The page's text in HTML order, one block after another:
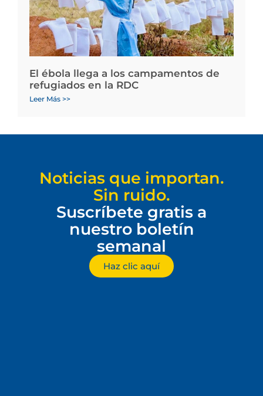
El ébola llega a los campamentos de
refugiados en la RDC
Leer Más >>
Noticias que importan.
Sin ruido.
Suscríbete gratis a
nuestro boletín
semanal
Haz clic aquí